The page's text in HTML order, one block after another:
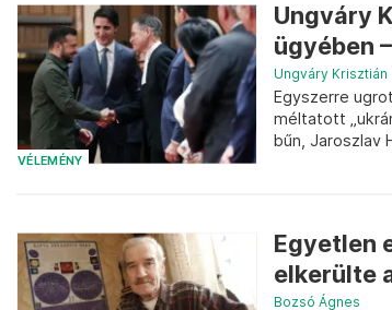
VÉLEMÉNY
Ungváry
ügyében
Ungváry Krisztián
Egyszerre
méltatott
bűn, Jaroszlav
Egyetlen
elkerülte
Bozsó Ágnes